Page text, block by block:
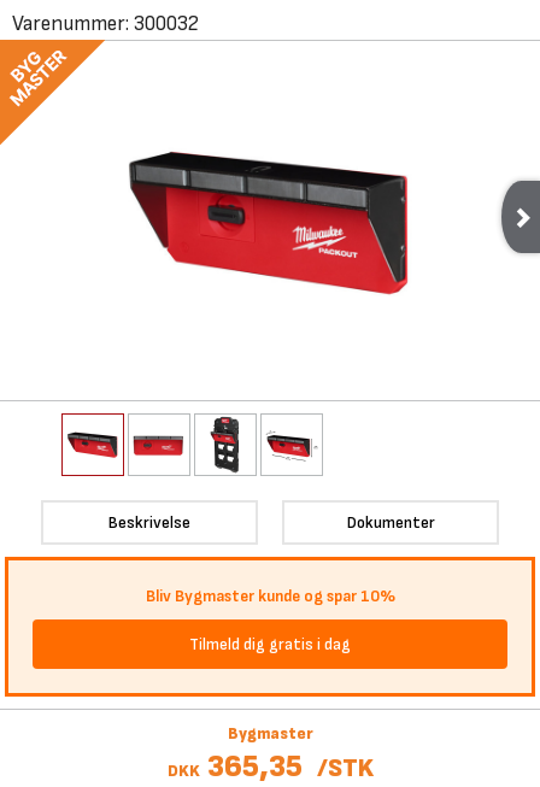
Varenummer: 300032
Beskrivelse Dokumenter
Bliv Bygmaster kunde og spar 10%
Tilmeld dig gratis i dag
Bygmaster
DKK 365,35 /STK